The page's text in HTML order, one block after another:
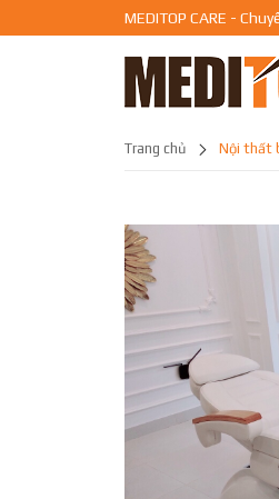
MEDITOP CARE -
trang chủ nội thất